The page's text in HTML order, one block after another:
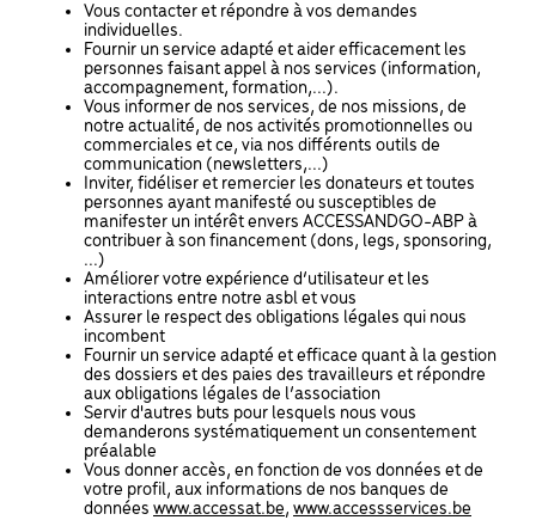
Vous contacter et répondre à vos demandes
individuelles.
Fournir un service adapté et aider efficacement les
personnes faisant appel à nos services (information,
accompagnement, formation,...).
Vous informer de nos services, de nos missions, de
notre actualité, de nos activités promotionnelles ou
commerciales et ce, via nos différents outils de
communication (newsletters,...)
Inviter, fidéliser et remercier les donateurs et toutes
personnes ayant manifesté ou susceptibles de
manifester un intérêt envers ACCESSANDGO-ABP à
contribuer à son financement (dons, legs, sponsoring,
...)
Améliorer votre expérience d’utilisateur et les
interactions entre notre asbl et vous
Assurer le respect des obligations légales qui nous
incombent
Fournir un service adapté et efficace quant à la gestion
des dossiers et des paies des travailleurs et répondre
aux obligations légales de l’association
Servir d'autres buts pour lesquels nous vous
demanderons systématiquement un consentement
préalable
Vous donner accès, en fonction de vos données et de
votre profil, aux informations de nos banques de
données www.accessat.be, www.accessservices.be